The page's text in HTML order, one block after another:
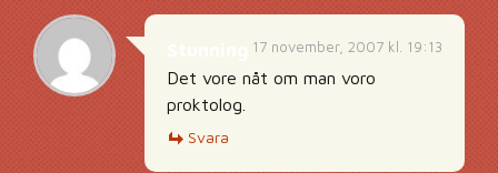
17 november, 2007 kl. 19:13
Det vore nåt om man voro
proktolog.
Svara